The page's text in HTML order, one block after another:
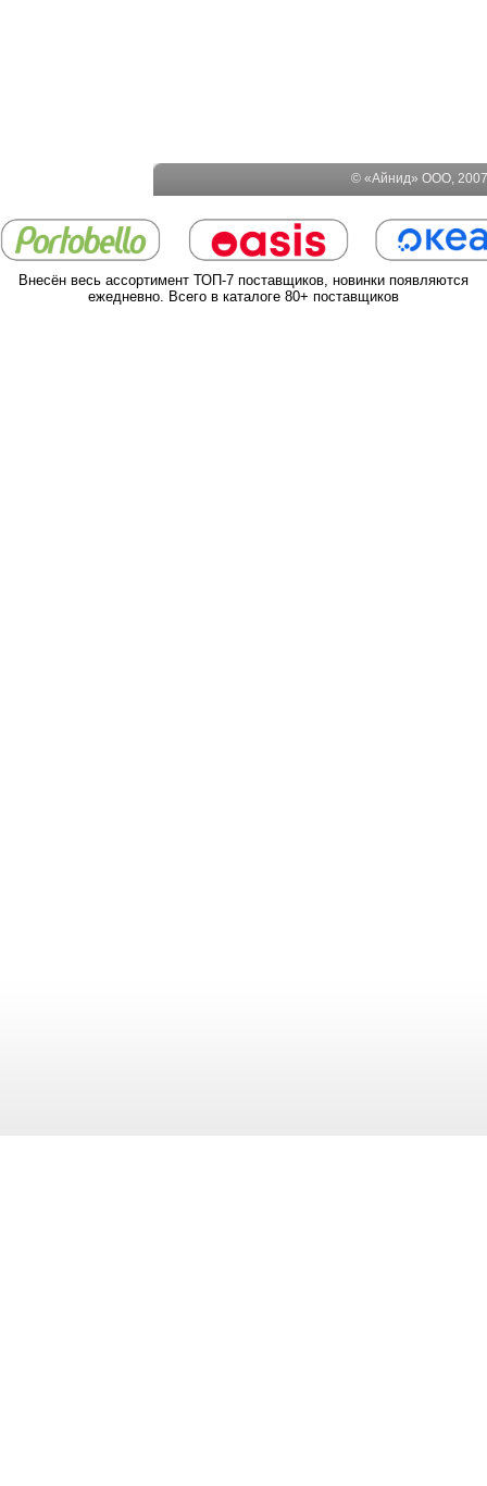
© «Айнид» ООО,
Внесён весь ассортимент ТОП-7 поставщиков, новинки появляются
ежедневно. Всего в каталоге 80+ поставщиков